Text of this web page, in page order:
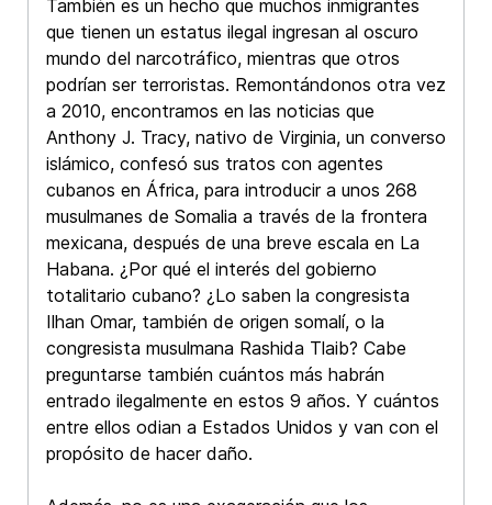
También es un hecho que muchos inmigrantes
que tienen un estatus ilegal ingresan al oscuro
mundo del narcotráfico, mientras que otros
podrían ser terroristas. Remontándonos otra vez
a 2010, encontramos en las noticias que
Anthony J. Tracy, nativo de Virginia, un converso
islámico, confesó sus tratos con agentes
cubanos en África, para introducir a unos 268
musulmanes de Somalia a través de la frontera
mexicana, después de una breve escala en La
Habana. ¿Por qué el interés del gobierno
totalitario cubano? ¿Lo saben la congresista
Ilhan Omar, también de origen somalí, o la
congresista musulmana Rashida Tlaib? Cabe
preguntarse también cuántos más habrán
entrado ilegalmente en estos 9 años. Y cuántos
entre ellos odian a Estados Unidos y van con el
propósito de hacer daño.